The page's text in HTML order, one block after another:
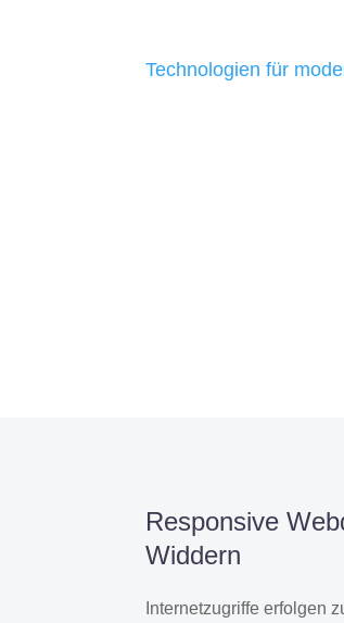
Technologien für
Responsive
Widdern
Internetzugriffe erfolgen